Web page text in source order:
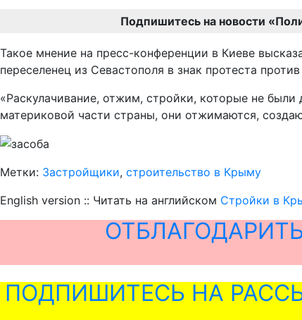
Подпишитесь на новости
Такое мнение на пресс-конференции в Киеве
переселенец из Севастополя в знак протеста
«Раскулачивание, отжим, стройки, которые не
материковой части страны, они отжимаются,
Метки: Застройщики, строительство в Крыму
English version :: Читать на английском Стройки в
ПОДПИШИТЕСЬ НА